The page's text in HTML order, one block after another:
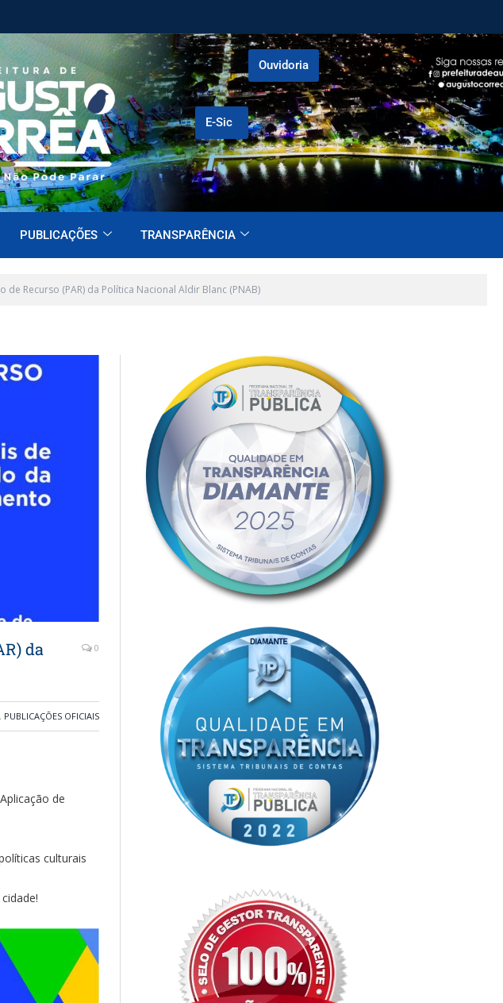
E-Sic
Ouvidoria
PUBLICAÇÕES TRANSPARÊNCIA
Recurso (PAR) da Política Nacional Aldir Blanc (PNAB)
da
0
, PUBLICAÇÕES OFICIAIS
de
culturais